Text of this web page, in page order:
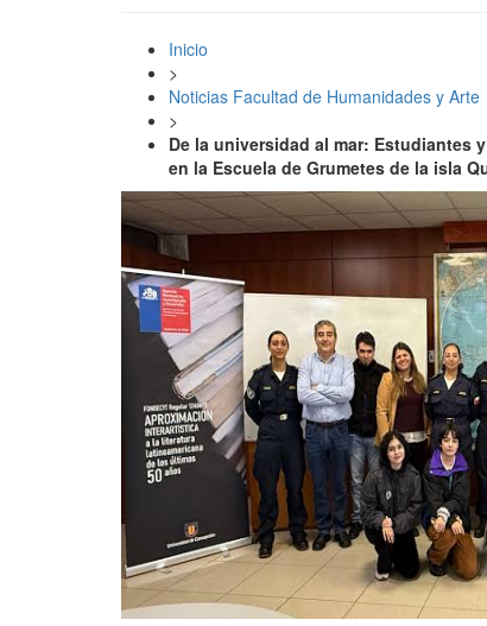
Inicio
>
Noticias Facultad de Humanidades y Arte
>
De la universidad al mar: Estudiantes
en la Escuela de Grumetes de la isla